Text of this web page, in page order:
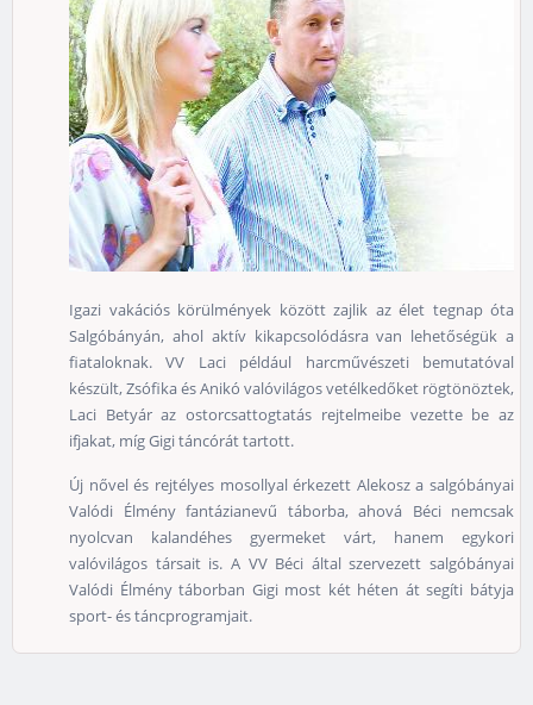
Igazi vakációs körülmények között zajlik az élet tegnap óta
Salgóbányán, ahol aktív kikapcsolódásra van lehetőségük a
fiataloknak. VV Laci például harcművészeti bemutatóval
készült, Zsófika és Anikó valóvilágos vetélkedőket rögtönöztek,
Laci Betyár az ostorcsattogtatás rejtelmeibe vezette be az
ifjakat, míg Gigi táncórát tartott.
Új nővel és rejtélyes mosollyal érkezett Alekosz a salgóbányai
Valódi Élmény fantázianevű táborba, ahová Béci nemcsak
nyolcvan kalandéhes gyermeket várt, hanem egykori
valóvilágos társait is. A VV Béci által szervezett salgóbányai
Valódi Élmény táborban Gigi most két héten át segíti bátyja
sport- és táncprogramjait.